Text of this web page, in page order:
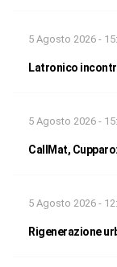
5 Agosto 2026 -
Latronico
5 Agosto 2026 -
CallMat,
5 Agosto 2026 -
Rigenerazione